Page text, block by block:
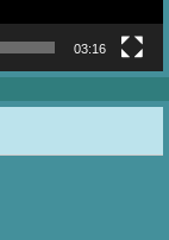
03:16